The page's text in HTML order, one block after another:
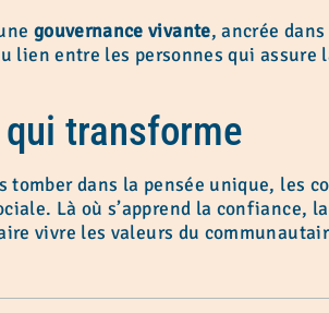
gouvernance vivante, ancrée
lien entre les personnes qui assure
transforme
tomber dans la pensée unique, les
Là où s’apprend la confiance,
vivre les valeurs du